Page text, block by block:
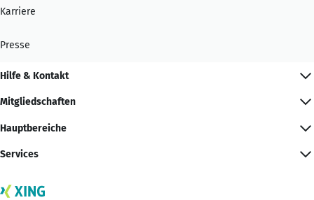
Karriere
Presse
Hilfe & Kontakt
Mitgliedschaften
Hauptbereiche
Services